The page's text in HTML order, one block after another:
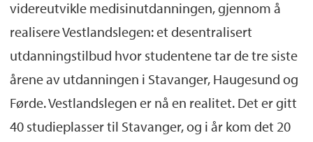
videreutvikle medisinutdanningen, gjennom å
realisere Vestlandslegen: et desentralisert
utdanningstilbud hvor studentene tar de tre siste
årene av utdanningen i Stavanger, Haugesund og
Førde. Vestlandslegen er nå en realitet. Det er gitt
40 studieplasser til Stavanger, og i år kom det 20